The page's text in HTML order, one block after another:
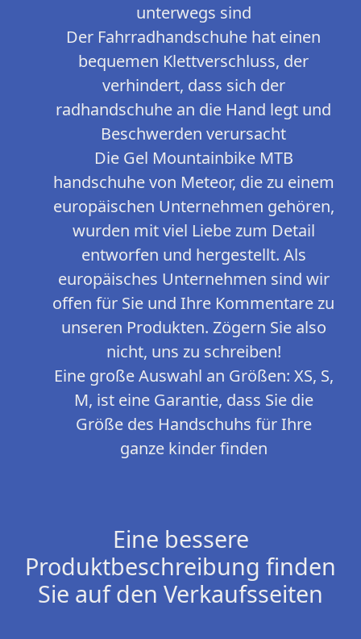
unterwegs sind
Der Fahrradhandschuhe hat einen
bequemen Klettverschluss, der
verhindert, dass sich der
radhandschuhe an die Hand legt und
Beschwerden verursacht
Die Gel Mountainbike MTB
handschuhe von Meteor, die zu einem
europäischen Unternehmen gehören,
wurden mit viel Liebe zum Detail
entworfen und hergestellt. Als
europäisches Unternehmen sind wir
offen für Sie und Ihre Kommentare zu
unseren Produkten. Zögern Sie also
nicht, uns zu schreiben!
Eine große Auswahl an Größen: XS, S,
M, ist eine Garantie, dass Sie die
Größe des Handschuhs für Ihre
ganze kinder finden
Eine bessere
Produktbeschreibung finden
Sie auf den Verkaufsseiten